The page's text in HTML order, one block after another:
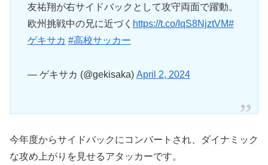
友祐翔が右サイドバックとして攻守両面で躍動。
欧州挑戦中の兄に近づく https://t.co/IqS8NjztVM#
ゲキサカ #高校サッカー
— ゲキサカ (@gekisaka) April 2, 2024
今年度からサイドバックにコンバートされ、ダイナミック
な攻め上がりを見せるアタッカーです。